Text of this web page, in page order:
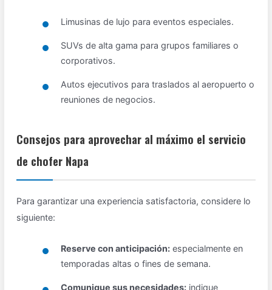
Limusinas de lujo para eventos especiales.
SUVs de alta gama para grupos familiares o
corporativos.
Autos ejecutivos para traslados al aeropuerto o
reuniones de negocios.
Consejos para aprovechar al máximo el servicio
de chofer Napa
Para garantizar una experiencia satisfactoria, considere lo
siguiente:
Reserve con anticipación: especialmente en
temporadas altas o fines de semana.
Comunique sus necesidades: indique